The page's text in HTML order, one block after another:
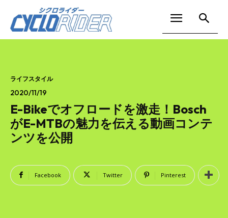
ライフスタイル
2020/11/19
E-Bikeでオフロードを激走！Bosch
がE-MTBの魅力を伝える動画コンテ
ンツを公開
Facebook Twitter Pinterest